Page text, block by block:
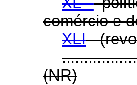
comércio e
XLI-
(NR)